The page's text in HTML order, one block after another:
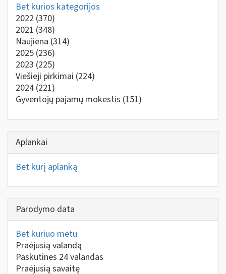
Bet kurios kategorijos
2022 (370)
2021 (348)
Naujiena (314)
2025 (236)
2023 (225)
Viešieji pirkimai (224)
2024 (221)
Gyventojų pajamų mokestis (151)
Aplankai
Bet kurį aplanką
Parodymo data
Bet kuriuo metu
Praėjusią valandą
Paskutines 24 valandas
Praėjusią savaitę